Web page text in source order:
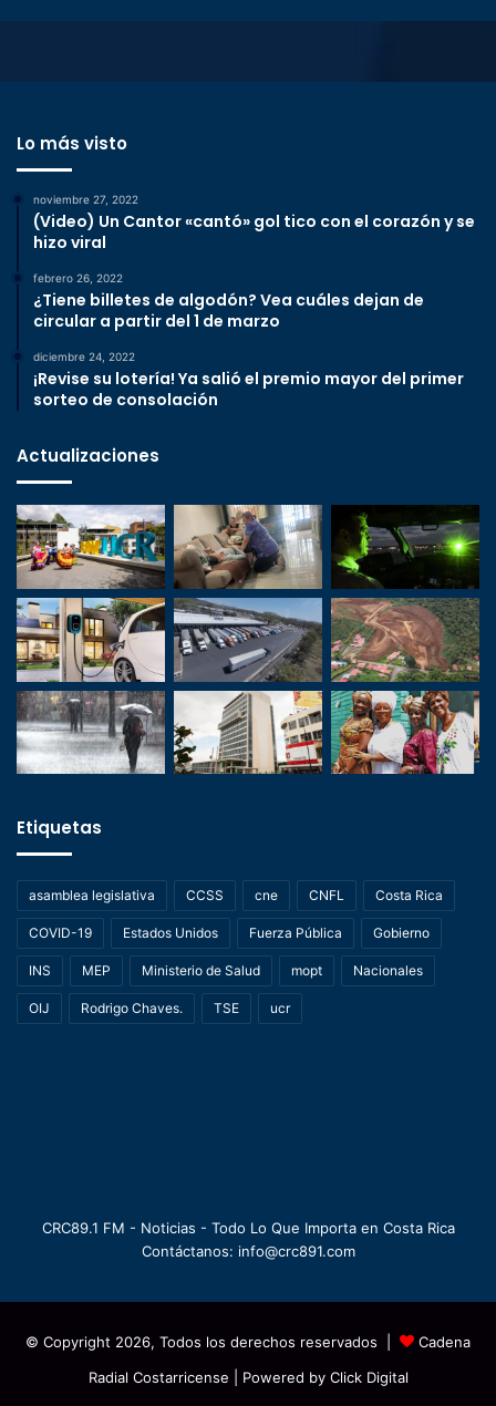
Lo más visto
noviembre 27, 2022
(Video) Un Cantor «cantó» gol tico con el corazón y se
hizo viral
febrero 26, 2022
¿Tiene billetes de algodón? Vea cuáles dejan de
circular a partir del 1 de marzo
diciembre 24, 2022
¡Revise su lotería! Ya salió el premio mayor del primer
sorteo de consolación
Actualizaciones
Etiquetas
asamblea legislativa CCSS cne CNFL Costa Rica
COVID-19 Estados Unidos Fuerza Pública Gobierno
INS MEP Ministerio de Salud mopt Nacionales
OIJ Rodrigo Chaves. TSE ucr
CRC89.1 FM - Noticias - Todo Lo Que Importa en Costa Rica
Contáctanos: info@crc891.com
© Copyright 2026, Todos los derechos reservados |
Cadena
Radial Costarricense | Powered by Click Digital